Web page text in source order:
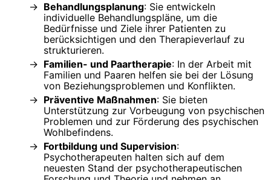
Behandlungsplanung: Sie entwickeln
individuelle Behandlungspläne, um die
Bedürfnisse und Ziele ihrer Patienten zu
berücksichtigen und den Therapieverlauf zu
strukturieren.
Familien- und Paartherapie: In der Arbeit mit
Familien und Paaren helfen sie bei der Lösung
von Beziehungsproblemen und Konflikten.
Präventive Maßnahmen: Sie bieten
Unterstützung zur Vorbeugung von psychischen
Problemen und zur Förderung des psychischen
Wohlbefindens.
Fortbildung und Supervision:
Psychotherapeuten halten sich auf dem
neuesten Stand der psychotherapeutischen